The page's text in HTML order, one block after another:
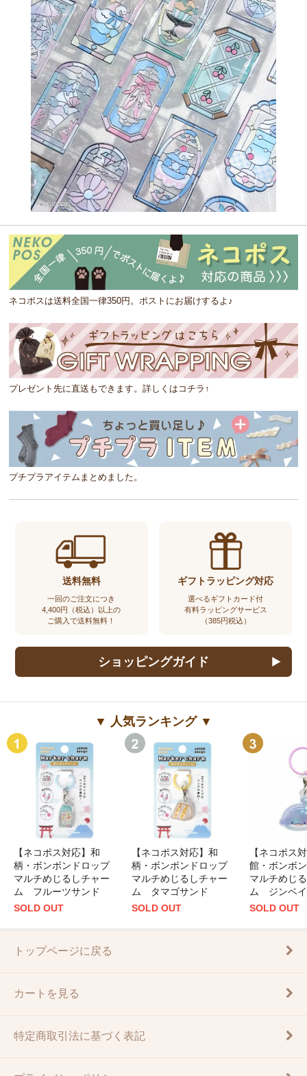
ネコポスは送料全国一律350円。ポストにお届けするよ♪
プレゼント先に直送もできます。詳しくはコチラ↑
プチプラアイテムまとめました。
送料無料
一回のご注文につき
4,400円（税込）以上の
ご購入で送料無料！
ギフトラッピング対応
選べるギフトカード付
有料ラッピングサービス
（385円税込）
ショッピングガイド
▼ 人気ランキング ▼
【ネコポス対応】和
柄・ボンボンドロップ
マルチめじるしチャー
ム フルーツサンド
SOLD OUT
【ネコポス対応】和
柄・ボンボンドロップ
マルチめじるしチャー
ム タマゴサンド
SOLD OUT
【ネコポス
館・ボンボ
マルチめじ
ム ジンベ
SOLD OUT
トップページに戻る
カートを見る
特定商取引法に基づく表記